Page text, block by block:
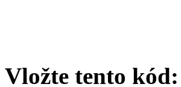
Vložte tento kód: